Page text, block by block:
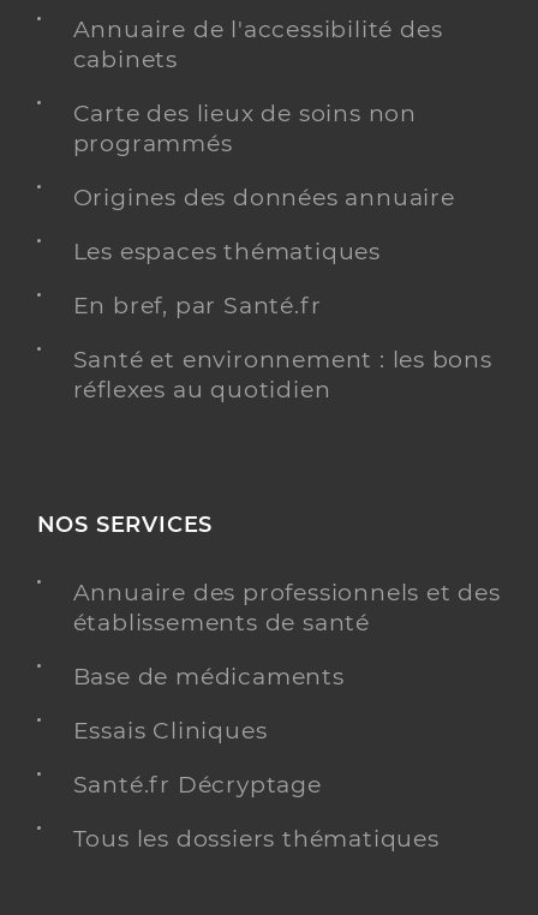
Annuaire de l'accessibilité des
cabinets
Carte des lieux de soins non
programmés
Origines des données annuaire
Les espaces thématiques
En bref, par Santé.fr
Santé et environnement : les bons
réflexes au quotidien
NOS SERVICES
Annuaire des professionnels et des
établissements de santé
Base de médicaments
Essais Cliniques
Santé.fr Décryptage
Tous les dossiers thématiques